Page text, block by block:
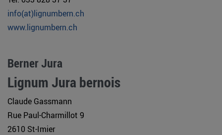
info(at)lignumbern.ch
www.lignumbern.ch
Berner Jura
Lignum Jura bernois
Claude Gassmann
Rue Paul-Charmillot 9
2610 St-Imier